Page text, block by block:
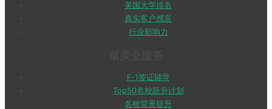
美国大学排名
真实客户感言
行业影响力
F-1签证辅导
Top50名校跃升计划
名校背景提升